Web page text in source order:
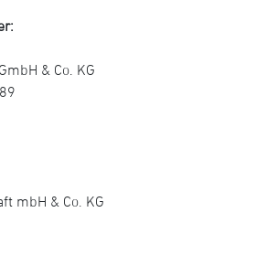
& Co. KG
mbH & Co. KG